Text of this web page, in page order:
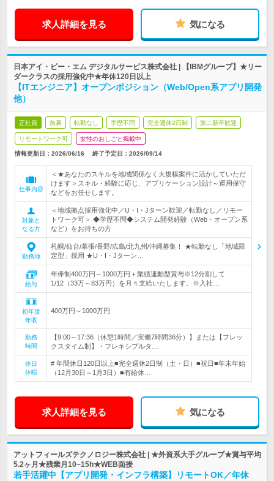
求人詳細を見る 気になる
日本アイ・ビー・エム デジタルサービス株式会社 | 【IBMグループ】★リー
ダークラスの採用強化中★年休120日以上
【ITエンジニア】オープンポジション（Web/Open系アプリ開発
他）
正社員 急募 転勤なし 学歴不問 完全週休2日制 第二新卒歓迎
リモートワーク可 女性のおしごと掲載中
情報更新日：2026/06/16 終了予定日： 2026/09/14
仕事内容
＜★あなたのスキルを地域関係なく大規模案件に活かしていただ
けます＞スキル・経験に応じ、アプリケーション設計～運用保守
などをお任せします。
対象と
なる方
＜地域拠点採用強化中／U・I・Jターン歓迎／転勤なし／リモー
トワーク可＞ ◆学歴不問◆システム開発経験（Web・オープン系
など）をお持ちの方
勤務地
札幌/仙台/幕張/長野/広島/北九州/沖縄募集！ ★転勤なし「地域限
定型」採用 ★U・I・Jターン…
給与
年俸制400万円～1000万円＋業績連動型賞与※12分割して
1/12（33万～83万円）を月々支給いたします。※入社…
初年度
年収
400万円～1000万円
勤務
時間
【9:00～17:36（休憩1時間／実働7時間36分）】または【フレッ
クスタイム制】・フレキシブルタ…
休日
休暇
# 年間休日120日以上■完全週休2日制（土・日）■祝日■年末年始
（12月30日～1月3日）■有給休…
求人詳細を見る 気になる
アットフィールズテクノロジー株式会社 | ★外資系大手グループ★賞与平均
5.2ヶ月★残業月10~15h★WEB面接
若手活躍中【アプリ開発・インフラ構築】リモートOK／年休